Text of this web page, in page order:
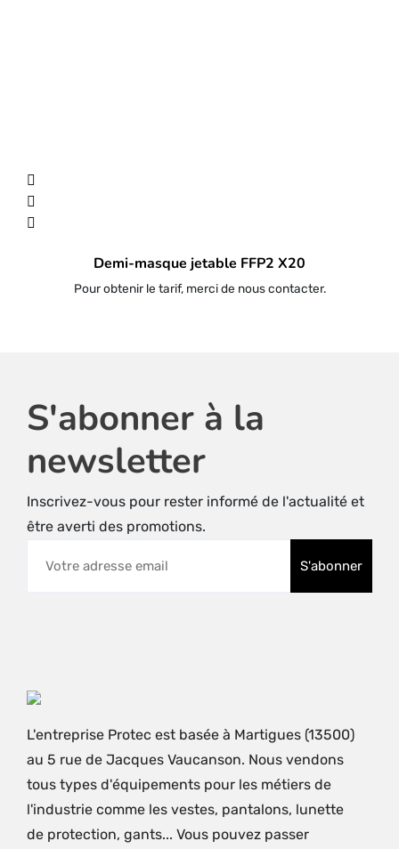
Demi-masque jetable FFP2 X20
Pour obtenir le tarif, merci de nous contacter.
S'abonner à la
newsletter
Inscrivez-vous pour rester informé de l'actualité et
être averti des promotions.
L'entreprise Protec est basée à Martigues (13500)
au 5 rue de Jacques Vaucanson. Nous vendons
tous types d'équipements pour les métiers de
l'industrie comme les vestes, pantalons, lunette
de protection, gants... Vous pouvez passer